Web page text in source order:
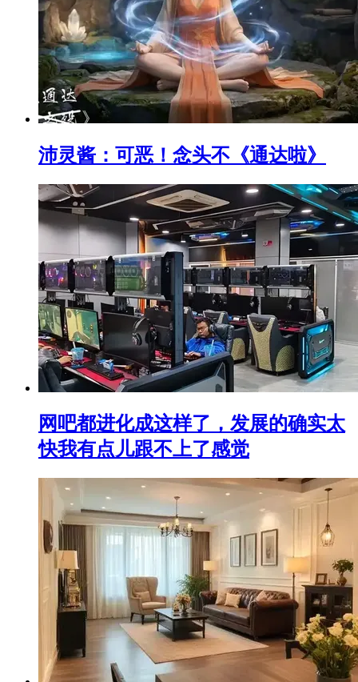
沛灵酱：可恶！念头不《通达啦》
网吧都进化成这样了，发展的确实太
快我有点儿跟不上了感觉